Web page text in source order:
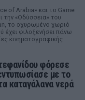
of Arabia» και το Game
την «Οδύσσεια» του
το οχυρωμένο χωριό
έχει φιλοξενήσει πάνω
κινηματογραφικής
φόρεσε
με το
καταγάλανα νερά